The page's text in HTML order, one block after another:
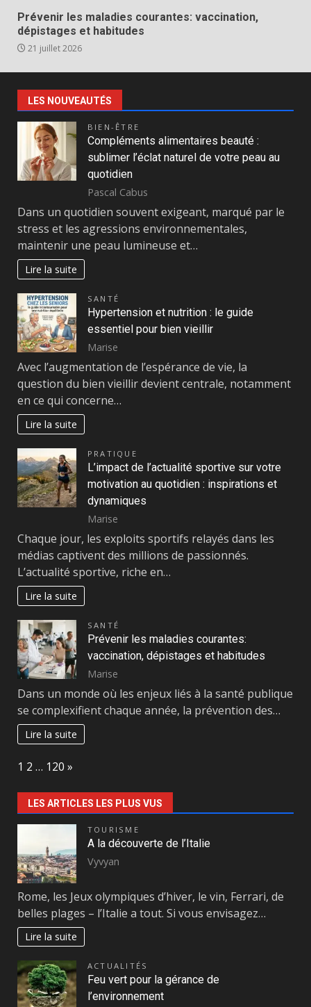
Prévenir les maladies courantes: vaccination,
dépistages et habitudes
21 juillet 2026
LES NOUVEAUTÉS
BIEN-ÊTRE
Compléments alimentaires beauté :
sublimer l’éclat naturel de votre peau au
quotidien
Pascal Cabus
Dans un quotidien souvent exigeant, marqué par le
stress et les agressions environnementales,
maintenir une peau lumineuse et…
Lire la suite
SANTÉ
Hypertension et nutrition : le guide
essentiel pour bien vieillir
Marise
Avec l’augmentation de l’espérance de vie, la
question du bien vieillir devient centrale, notamment
en ce qui concerne…
Lire la suite
PRATIQUE
L’impact de l’actualité sportive sur votre
motivation au quotidien : inspirations et
dynamiques
Marise
Chaque jour, les exploits sportifs relayés dans les
médias captivent des millions de passionnés.
L’actualité sportive, riche en…
Lire la suite
SANTÉ
Prévenir les maladies courantes:
vaccination, dépistages et habitudes
Marise
Dans un monde où les enjeux liés à la santé publique
se complexifient chaque année, la prévention des…
Lire la suite
Page:
1 2 … 120 Next
»
LES ARTICLES LES PLUS VUS
TOURISME
A la découverte de l’Italie
Vyvyan
Rome, les Jeux olympiques d’hiver, le vin, Ferrari, de
belles plages – l’Italie a tout. Si vous envisagez…
Lire la suite
ACTUALITÉS
Feu vert pour la gérance de
l’environnement